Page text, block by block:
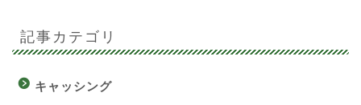
記事カテゴリ
キャッシング